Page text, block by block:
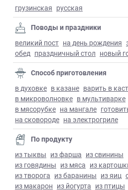
грузинская русская
Поводы и праздники
великий пост на день рождения
обед праздничный стол новый
Способ приготовления
в духовке в казане варить в
в микроволновке в мультиварке
в мясорубке на мангале
на сковороде на электрогриле
По продукту
из тыквы из фарша из свинины
из говядины из мяса из
из творога из баранины из яиц
из макарон из йогурта из птицы